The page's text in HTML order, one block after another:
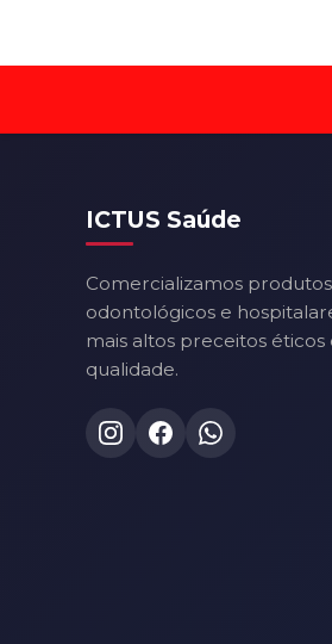
ICTUS Saúde
Comercializamos
odontológicos e
mais altos preceitos éticos
qualidade.